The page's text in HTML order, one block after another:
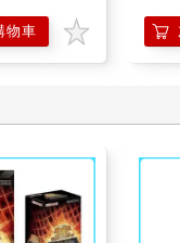
WECAN
YOU WANT.
，我們或許可以領養
LOVEJULIE
嗎？最愛你，朱莉）
物車